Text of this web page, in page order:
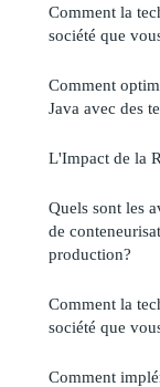
Comment la
société que
Comment
Java avec des
L'Impact de la
Quels sont les
de
production?
Comment la
société que
Comment